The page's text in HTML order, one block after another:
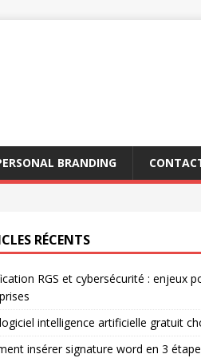
BRANDING
RÉCENTS
RGS et cybersécurité : enjeux
intelligence artificielle gratuit
insérer signature word en 3